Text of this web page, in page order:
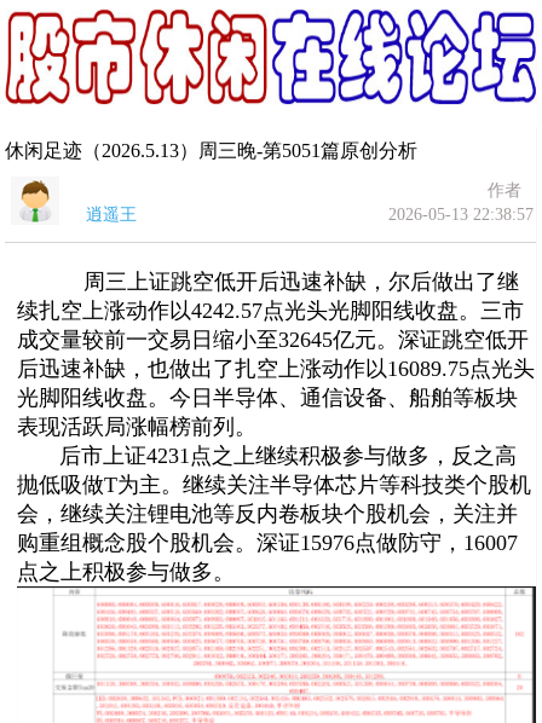
休闲足迹（2026.5.13）周三晚-第5051篇原创分析
作者
逍遥王
2026-05-13 22:38:57
周三上证跳空低开后迅速补缺，尔后做出了继
续扎空上涨动作以4242.57点光头光脚阳线收盘。三市
成交量较前一交易日缩小至32645亿元。深证跳空低开
后迅速补缺，也做出了扎空上涨动作以16089.75点光头
光脚阳线收盘。今日半导体、通信设备、船舶等板块
表现活跃局涨幅榜前列。
后市上证4231点之上继续积极参与做多，反之高
抛低吸做T为主。继续关注半导体芯片等科技类个股机
会，继续关注锂电池等反内卷板块个股机会， 关注并
购重组概念股个股机会。深证15976点做防守，16007
点之上积极参与做多。